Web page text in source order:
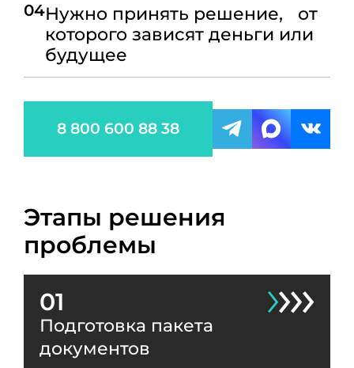
04Нужно принять решение, от
которого зависят деньги или
будущее
8 800 600 88 38
Этапы решения
проблемы
01
Подготовка пакета
документов